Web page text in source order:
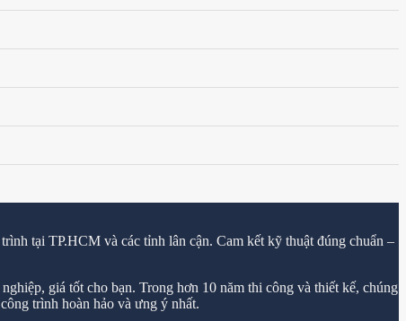
tại TP.HCM và các tỉnh lân cận. Cam kết kỹ thuật đúng chuẩn –
giá tốt cho bạn. Trong hơn 10 năm thi công và thiết kế, chúng
trình hoàn hảo và ưng ý nhất.